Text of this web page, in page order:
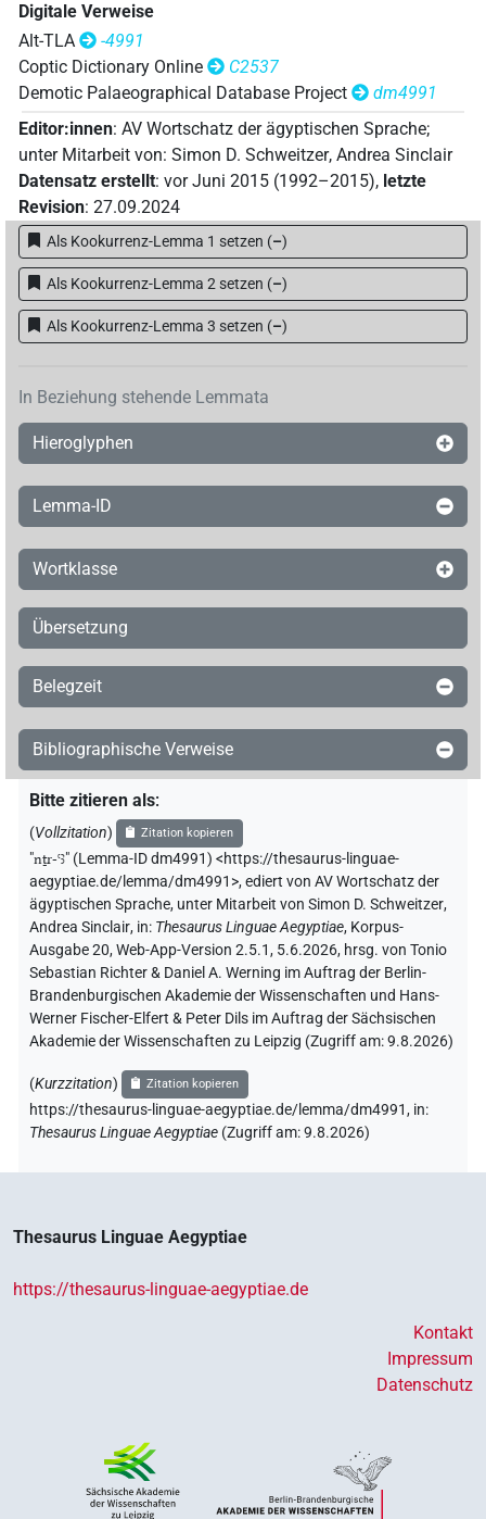
Digitale Verweise
Alt-TLA
-4991
Coptic Dictionary Online
C2537
Demotic Palaeographical Database Project
dm4991
Editor:innen: AV Wortschatz der ägyptischen Sprache;
unter Mitarbeit von: Simon D. Schweitzer, Andrea Sinclair
Datensatz erstellt: vor Juni 2015 (1992–2015), letzte
Revision: 27.09.2024
Als Kookurrenz-Lemma 1 setzen (–)
Als Kookurrenz-Lemma 2 setzen (–)
Als Kookurrenz-Lemma 3 setzen (–)
In Beziehung stehende Lemmata
Hieroglyphen
Lemma-ID
Wortklasse
Übersetzung
Belegzeit
Bibliographische Verweise
Bitte zitieren als:
(Vollzitation) Zitation kopieren
"nṯr-ꜥꜣ" (Lemma-ID dm4991) <https://thesaurus-linguae-
aegyptiae.de/lemma/dm4991>,ediert von AV Wortschatz der
ägyptischen Sprache, unter Mitarbeit von Simon D. Schweitzer,
Andrea Sinclair, in: Thesaurus Linguae Aegyptiae, Korpus-
Ausgabe 20, Web-App-Version 2.5.1, 5.6.2026, hrsg. von Tonio
Sebastian Richter & Daniel A. Werning im Auftrag der Berlin-
Brandenburgischen Akademie der Wissenschaften und Hans-
Werner Fischer-Elfert & Peter Dils im Auftrag der Sächsischen
Akademie der Wissenschaften zu Leipzig (Zugriff am:9.8.2026)
(Kurzzitation) Zitation kopieren
https://thesaurus-linguae-aegyptiae.de/lemma/dm4991, in:
Thesaurus Linguae Aegyptiae (Zugriff am:9.8.2026)
Thesaurus Linguae Aegyptiae
https://thesaurus-linguae-aegyptiae.de
Kontakt
Impressum
Datenschutz